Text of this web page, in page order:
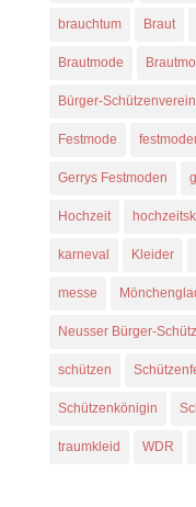
brauchtum Braut
Brautmode
Bürger-Schützenverein
Festmode
Gerrys Festmoden
Hochzeit
karneval Kleider
messe
Neusser Bürger-
schützen
Schützenkönigin
traumkleid WDR